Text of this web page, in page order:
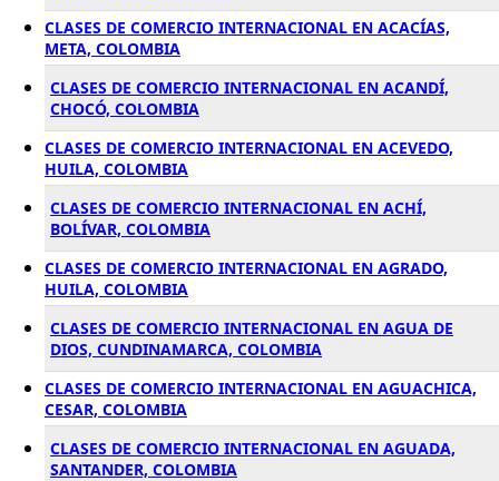
CLASES DE COMERCIO INTERNACIONAL EN ACACÍAS,
META, COLOMBIA
CLASES DE COMERCIO INTERNACIONAL EN ACANDÍ,
CHOCÓ, COLOMBIA
CLASES DE COMERCIO INTERNACIONAL EN ACEVEDO,
HUILA, COLOMBIA
CLASES DE COMERCIO INTERNACIONAL EN ACHÍ,
BOLÍVAR, COLOMBIA
CLASES DE COMERCIO INTERNACIONAL EN AGRADO,
HUILA, COLOMBIA
CLASES DE COMERCIO INTERNACIONAL EN AGUA DE
DIOS, CUNDINAMARCA, COLOMBIA
CLASES DE COMERCIO INTERNACIONAL EN AGUACHICA,
CESAR, COLOMBIA
CLASES DE COMERCIO INTERNACIONAL EN AGUADA,
SANTANDER, COLOMBIA